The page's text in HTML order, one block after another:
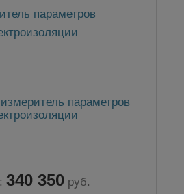
параметров
340 350 руб.